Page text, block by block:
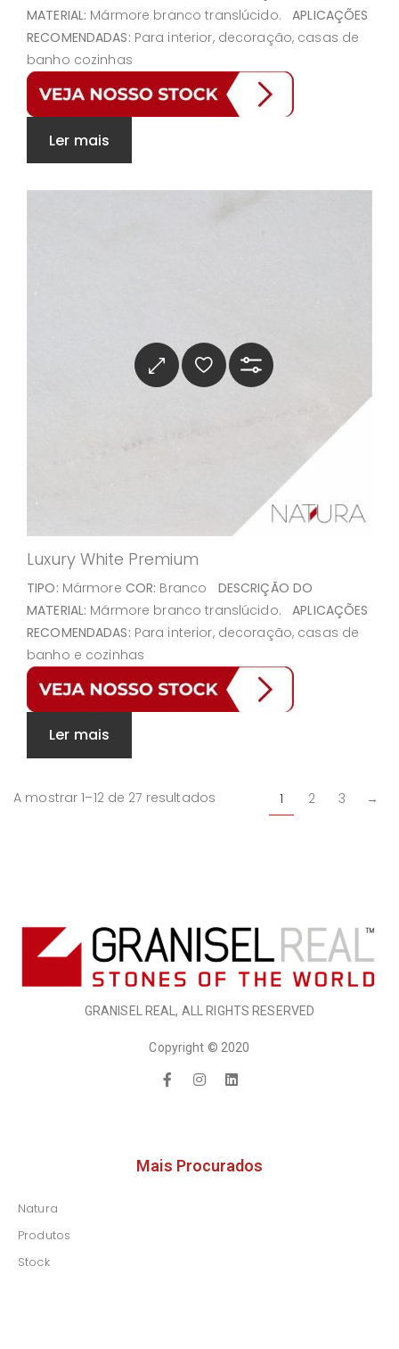
MATERIAL: Mármore branco translúcido.APLICAÇÕES
RECOMENDADAS: Para interior, decoração, casas de
banho cozinhas
Ler mais
Luxury White Premium
TIPO: Mármore COR: Branco DESCRIÇÃO DO
MATERIAL: Mármore branco translúcido.APLICAÇÕES
RECOMENDADAS: Para interior, decoração, casas de
banho e cozinhas
Ler mais
A mostrar 1–12 de 27 resultados 1 2 3 →
GRANISEL REAL, ALL RIGHTS RESERVED
Copyright © 2020
Mais Procurados
Natura
Produtos
Stock